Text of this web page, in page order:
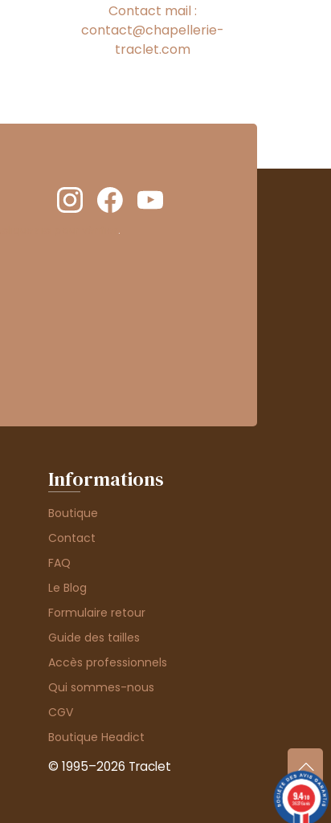
Contact mail :
contact@chapellerie-
traclet.com
.
Informations
Boutique
Contact
FAQ
Le Blog
Formulaire retour
Guide des tailles
Accès professionnels
Qui sommes-nous
CGV
Boutique Headict
© 1995–2026 Traclet
9.4/10
36376 avis